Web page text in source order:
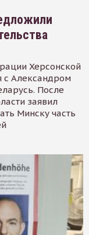
Херсонской
с Александром
После
заявил
Минску часть